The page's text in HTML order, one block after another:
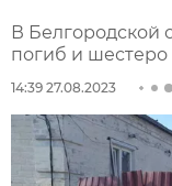
В Белгородской
погиб и шестеро
14:39 27.08.2023